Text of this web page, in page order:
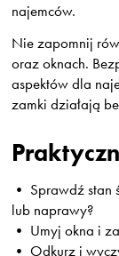
najemców.
Nie zapomnij
oraz oknach.
aspektów dla
zamki działają
• Sprawdź stan
lub naprawy?
• Umyj okna i
• Odkurz i